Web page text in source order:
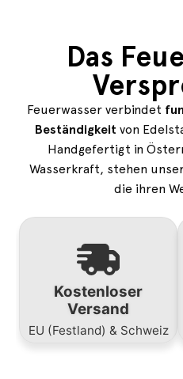
Das
Feuerwasser verbindet
Beständigkeit von
Handgefertigt in
Wasserkraft, stehen
die ihren
Kostenloser
Versand
EU (Festland) & Schweiz